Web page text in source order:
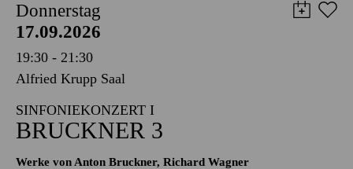
Donnerstag
17.09.2026
19:30 - 21:30
Alfried Krupp Saal
SINFONIEKONZERT I
BRUCKNER 3
Werke von Anton Bruckner, Richard Wagner